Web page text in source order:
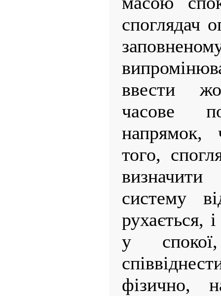
споглядач
ввести
часове
того,
систему
рухається,
у
фізично,